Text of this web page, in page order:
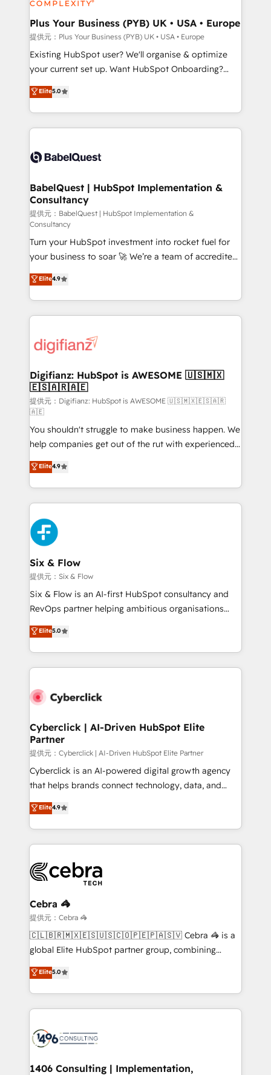
systems into unified, growth-ready HubSpot
architectures that accelerate revenue operations and
performance. - Multi-object CRM migration, cleanup,
and implementation. - Pre-built and custom
integrations across your full tech stack. - Custom
- Dashboards, lifecycle campaigns, and lead
nurturing sequences. - Cross-hub setup across
scalable retainers. Let’s make HubSpot your most
powerful growth engine. Built to convert, scale, and
Plus Your Business (PYB) UK • USA • Europe
提供元：Plus Your Business (PYB) UK • USA • Europe
Existing HubSpot user? We'll organise & optimize
your current set up. Want HubSpot Onboarding?
We'll customise your CRM & automate your business
processes. Welcome to our Profile! We can help
with... • CRM implementation, reports & workflows,
and team training • CRM migration: Salesforce,
Custom API integrations & ERP systems inc. SAP and
super skilled members) • 150+ Clients for Sales Hub,
Marketing Hub, Service Hub, Data Hub and Website
(CMS) • ISO/IEC 27001:2022, ISO 9001:2015 and
now... ISO 42001: 2023 certified • Exclusive AI
'GuardHub' governance framework, based on ISO
42001 - helping you 'organise complexity' 𝗥𝗲𝗮𝗱𝘆
𝗳𝗼𝗿 𝘁𝗵𝗲 𝗻𝗲𝘅𝘁 𝘀𝘁𝗲𝗽? Click the 👈 '𝗖𝗼𝗻𝘁𝗮𝗰𝘁
𝗯𝘂𝘀𝗶𝗻𝗲𝘀𝘀' button to get in touch (𝘸𝘦'𝘳𝘦 𝘴𝘶𝘱𝘦𝘳
𝘳𝘦𝘴𝘱𝘰𝘯𝘴𝘪𝘷𝘦)
Elite5.0
BabelQuest | HubSpot Implementation &
Consultancy
提供元：BabelQuest | HubSpot Implementation &
Consultancy
Turn your HubSpot investment into rocket fuel for
your business to soar 🚀 We’re a team of accredited
HubSpot experts ready to help you. We can
implement the platform into complex business
environments, optimise what you've got and make
sure you can actually use it, build your website in
for you and execute it on HubSpot. We are on the
framework, meaning we've been accredited by
HubSpot and vetted by the CCS, which means we
can support public sector companies as well the
other ones listed in our profile. Our services: -
HubSpot implementation - HubSpot CMS website
build We can do lots of things. But everything we do
is there for you to: - Grow revenue, and run your
business more efficiently - Build stronger
relationships with customers - Make better
decisions with data - Find a new voice and reach
more people - Get the most out of your HubSpot
investment
Elite4.9
Digifianz: HubSpot is AWESOME 🇺🇸🇲🇽
🇪🇸🇦🇷🇦🇪
提供元：Digifianz: HubSpot is AWESOME 🇺🇸🇲🇽🇪🇸🇦🇷
🇦🇪
You shouldn't struggle to make business happen. We
help companies get out of the rut with experienced,
process-oriented teams implementing HubSpot
Marketing, Sales, Service, CMS and Operations Hub,
so selling and actually engaging with your customers
feels easy and pain-free. We are a top ranked
HubSpot Elite Partner, winner of Rookie of the Year
and Customer First Awards, 4.9/5 rating in HubSpot
Reviews and 4.9/5 rating in Clutch Reviews. Digifianz
helps the following industries: logistics & 3PL, home
improvement & construction, branding and
commercialization, real estate, health, education,
SaaS, Software Dev & IT and consulting, make the
the United States, EU, UAE, Mexico and Latin
America. From casual user to super fan: make
Elite4.9
Six & Flow
提供元：Six & Flow
Six & Flow is an AI-first HubSpot consultancy and
RevOps partner helping ambitious organisations
grow with clarity, confidence, and intelligence.
Operating across the UK, Netherlands, Ireland, and
Canada, we’ve delivered thousands of successful
HubSpot projects for mid-market and enterprise
combine HubSpot, data, and AI to design connected
and technology for predictable, scalable revenue
growth. Our expertise spans RevOps, CRM and data
architecture, AI enablement, and strategic marketing,
delivered through our proprietary FLAIR framework
for responsible AI adoption. As a HubSpot Elite
we blend strategy, creativity, and technology to help
organisations scale smarter and grow stronger.
Elite5.0
Cyberclick | AI-Driven HubSpot Elite
Partner
提供元：Cyberclick | AI-Driven HubSpot Elite Partner
Cyberclick is an AI-powered digital growth agency
that helps brands connect technology, data, and
creativity to achieve measurable results. Founded in
Barcelona and operating across Spain, LATAM, and
the UK, we support global companies in building
smarter marketing, sales, and customer success
Iberia (Spain & Portugal), we combine human insight
with intelligent automation to drive sustainable
growth. Our multidisciplinary team designs solutions
that simplify complexity, boost performance, and
turn innovation into real impact. 🌍 Highlights •
HubSpot Partner since 2012 • 2022 EMEA Impact
projects • Clients in 30+ industries • Proprietary
technology for integrations • Multilingual team:
Elite4.9
Cebra 🦓
提供元：Cebra 🦓
🇨🇱🇧🇷🇲🇽🇪🇸🇺🇸🇨🇴🇵🇪🇵🇦🇸🇻 Cebra 🦓 is a
global Elite HubSpot partner group, combining
technology, marketing and media expertise across
Latin America and Southern Europe, with teams
across 9 countries. Born in Chile, we combine local
insight with international reach to help businesses
HubSpot implementations, building end-to-end
and loop marketing, content, and digital creativity.
Elite5.0
1406 Consulting | Implementation,